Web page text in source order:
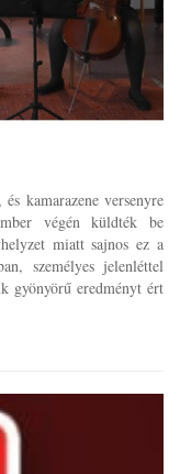
kamarazene versenyre
végén küldték be
miatt sajnos ez a
személyes jelenléttel
gyönyörű eredményt ért